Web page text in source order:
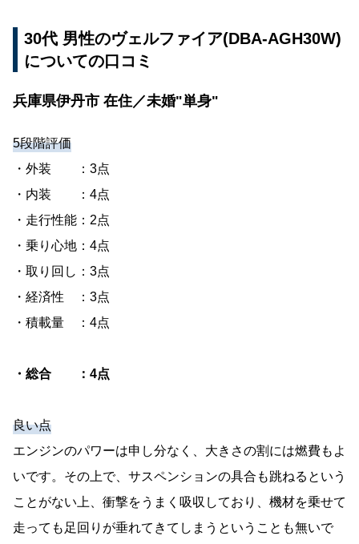
30代 男性のヴェルファイア(DBA-AGH30W)
についての口コミ
兵庫県伊丹市 在住／未婚"単身"
5段階評価
・外装 ：3点
・内装 ：4点
・走行性能：2点
・乗り心地：4点
・取り回し：3点
・経済性 ：3点
・積載量 ：4点
・総合 ：4点
良い点
エンジンのパワーは申し分なく、大きさの割には燃費もよ
いです。その上で、サスペンションの具合も跳ねるという
ことがない上、衝撃をうまく吸収しており、機材を乗せて
走っても足回りが垂れてきてしまうということも無いで